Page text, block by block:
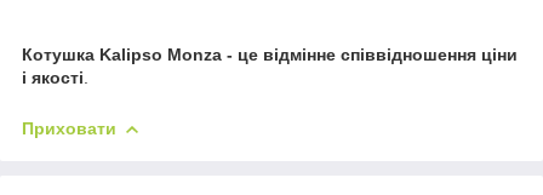
Котушка Kalipso Monza - це відмінне співвідношення ціни
і якості
Приховати